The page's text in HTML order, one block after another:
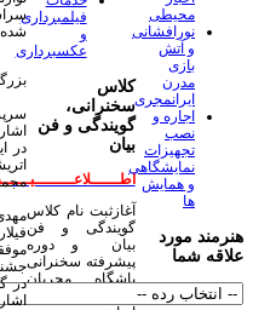
در
فیلمبرداری
و
عکسبرداری
کلاس
سخنرانی،
گویندگی و فن
بیان
آغازثبت نام کلاس
گویندگی و فن
بیان و دوره
پیشرفته سخنرانی
باشگاه مجریان
محیطی
نورافشانی
و آتش
بازی
مدرن
ایرانمجری
اجاره و
نصب
تجهیزات
نمایشگاهی
و همایش
ها
هنرمند مورد
علاقه شما